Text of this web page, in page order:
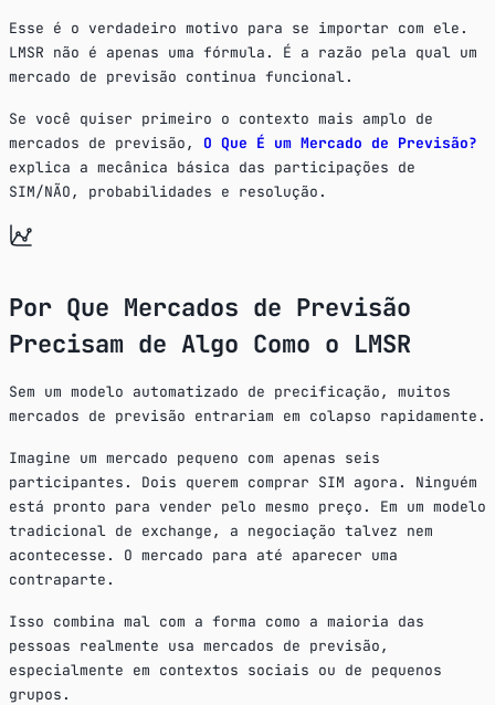
Esse é o verdadeiro motivo para se importar com ele.
LMSR não é apenas uma fórmula. É a razão pela qual um
mercado de previsão continua funcional.
Se você quiser primeiro o contexto mais amplo de
mercados de previsão, O Que É um Mercado de Previsão?
explica a mecânica básica das participações de
SIM/NÃO, probabilidades e resolução.
Por Que Mercados de Previsão
Precisam de Algo Como o LMSR
Sem um modelo automatizado de precificação, muitos
mercados de previsão entrariam em colapso rapidamente.
Imagine um mercado pequeno com apenas seis
participantes. Dois querem comprar SIM agora. Ninguém
está pronto para vender pelo mesmo preço. Em um modelo
tradicional de exchange, a negociação talvez nem
acontecesse. O mercado para até aparecer uma
contraparte.
Isso combina mal com a forma como a maioria das
pessoas realmente usa mercados de previsão,
especialmente em contextos sociais ou de pequenos
grupos.